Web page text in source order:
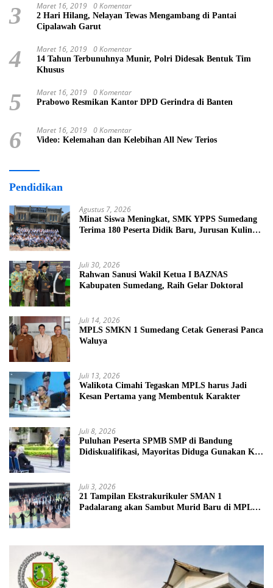
3 Maret 16, 2019 0 Komentar
2 Hari Hilang, Nelayan Tewas Mengambang di Pantai
Cipalawah Garut
4 Maret 16, 2019 0 Komentar
14 Tahun Terbunuhnya Munir, Polri Didesak Bentuk Tim
Khusus
5 Maret 16, 2019 0 Komentar
Prabowo Resmikan Kantor DPD Gerindra di Banten
6 Maret 16, 2019 0 Komentar
Video: Kelemahan dan Kelebihan All New Terios
Pendidikan
Agustus 7, 2026
Minat Siswa Meningkat, SMK YPPS Sumedang
Terima 180 Peserta Didik Baru, Jurusan Kuliner
Juli 30, 2026
Rahwan Sanusi Wakil Ketua I BAZNAS
Kabupaten Sumedang, Raih Gelar Doktoral
Juli 14, 2026
MPLS SMKN 1 Sumedang Cetak Generasi Panca
Waluya
Juli 13, 2026
Walikota Cimahi Tegaskan MPLS harus Jadi
Kesan Pertama yang Membentuk Karakter
Juli 8, 2026
Puluhan Peserta SPMB SMP di Bandung
Didiskualifikasi, Mayoritas Diduga Gunakan KK
Juli 3, 2026
21 Tampilan Ekstrakurikuler SMAN 1
Padalarang akan Sambut Murid Baru di MPLS